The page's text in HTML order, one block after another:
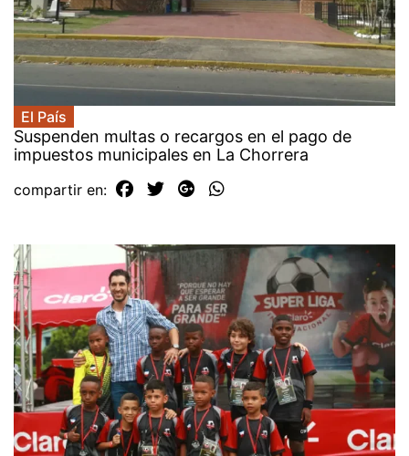
El País
Suspenden multas o recargos en el pago de
impuestos municipales en La Chorrera
compartir en: